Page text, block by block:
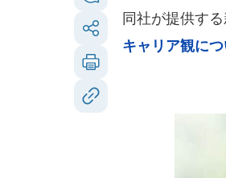
同社が提供す
キャリア観につ